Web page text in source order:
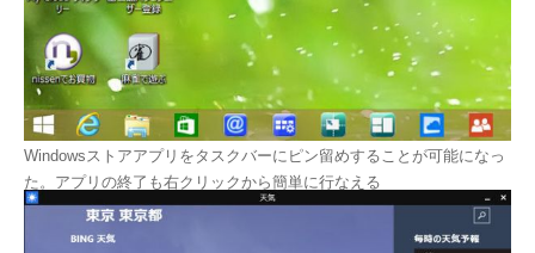
Windowsストアアプリをタスクバーにピン留めすることが可能になっ
た。アプリの終了も右クリックから簡単に行なえる